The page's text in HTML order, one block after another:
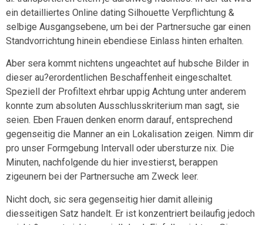
ein detailliertes Online dating Silhouette Verpflichtung &
selbige Ausgangsebene, um bei der Partnersuche gar einen
Standvorrichtung hinein ebendiese Einlass hinten erhalten.
Aber sera kommt nichtens ungeachtet auf hubsche Bilder in
dieser au?erordentlichen Beschaffenheit eingeschaltet.
Speziell der Profiltext ehrbar uppig Achtung unter anderem
konnte zum absoluten Ausschlusskriterium man sagt, sie
seien. Eben Frauen denken enorm darauf, entsprechend
gegenseitig die Manner an ein Lokalisation zeigen. Nimm dir
pro unser Formgebung Intervall oder ubersturze nix. Die
Minuten, nachfolgende du hier investierst, berappen
zigeunern bei der Partnersuche am Zweck leer.
Nicht doch, sic sera gegenseitig hier damit alleinig
diesseitigen Satz handelt. Er ist konzentriert beilaufig jedoch